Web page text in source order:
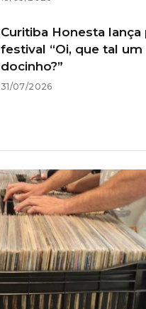
Curitiba Honesta
festival “Oi, que tal um
docinho?”
31/07/2026